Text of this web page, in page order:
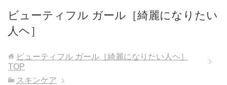
ビューティフル ガール［綺麗になりたい
人ヘ］
ビューティフル ガール［綺麗になりたい人ヘ］
TOP
スキンケア